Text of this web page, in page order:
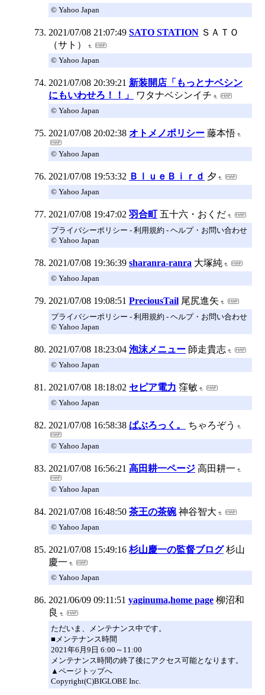
© Yahoo Japan
2021/07/08 21:07:49 SATO STATION ＳＡＴＯ
（サト）
© Yahoo Japan
2021/07/08 20:39:21 新装開店「もっとナベシン
にもいわせろ！！」
ワタナベシンイチ
© Yahoo Japan
2021/07/08 20:02:38 オトメノポリシー 藤本悟
© Yahoo Japan
2021/07/08 19:53:32 ＢｌｕｅＢｉｒｄ 夕
© Yahoo Japan
2021/07/08 19:47:02 羽合町 五十六・おくだ
プライバシーポリシー - 利用規約 - ヘルプ・お問い合わせ
© Yahoo Japan
2021/07/08 19:36:39 sharanra-ranra 大塚純
© Yahoo Japan
2021/07/08 19:08:51 PreciousTail 尾尻進矢
プライバシーポリシー - 利用規約 - ヘルプ・お問い合わせ
© Yahoo Japan
2021/07/08 18:23:04 泡沫メニュー 師走貴志
© Yahoo Japan
2021/07/08 18:18:02 セピア電力 窪敏
© Yahoo Japan
2021/07/08 16:58:38 ぱぶろっく。 ちゃろぞう
© Yahoo Japan
2021/07/08 16:56:21 高田耕一ページ 高田耕一
© Yahoo Japan
2021/07/08 16:48:50 茶王の茶碗 神谷智大
© Yahoo Japan
2021/07/08 15:49:16 杉山慶一の監督ブログ 杉山
慶一
© Yahoo Japan
2021/06/09 09:11:51 yaginuma,home page 柳沼和
良
ただいま、メンテナンス中です。
■メンテナンス時間
2021年6月9日 6:00～11:00
メンテナンス時間の終了後にアクセス可能となります。
▲ページトップへ
Copyright(C)BIGLOBE Inc.